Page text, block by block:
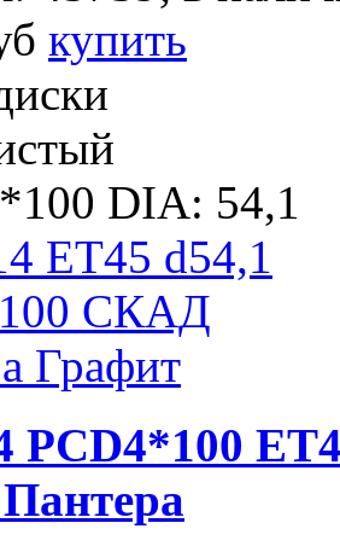
купить
DIA: 54,1
PCD4*100